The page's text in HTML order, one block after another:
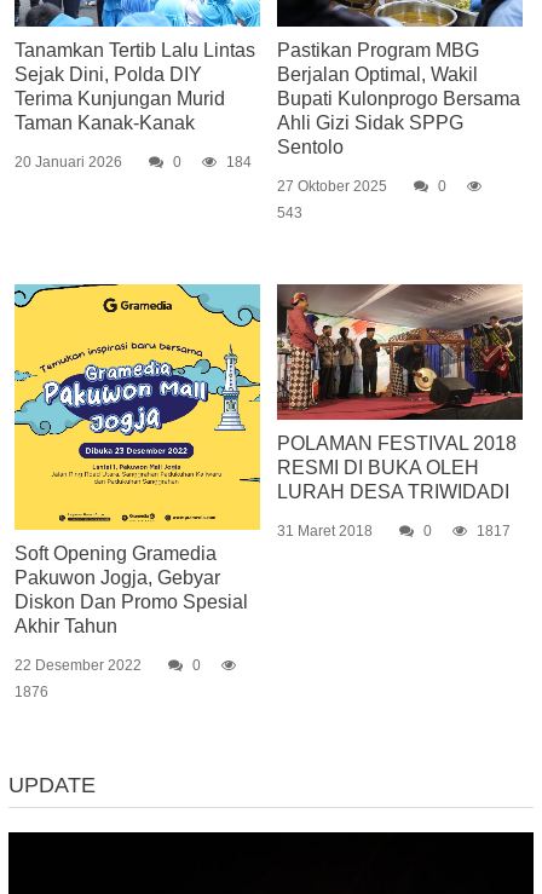
Tanamkan Tertib Lalu Lintas
Sejak Dini, Polda DIY
Terima Kunjungan Murid
Taman Kanak-Kanak
20 Januari 2026 0 184
Pastikan Program MBG
Berjalan Optimal, Wakil
Bupati Kulonprogo Bersama
Ahli Gizi Sidak SPPG
Sentolo
27 Oktober 2025
0
543
Soft Opening Gramedia
Pakuwon Jogja, Gebyar
Diskon Dan Promo Spesial
Akhir Tahun
22 Desember 2022
0
1876
POLAMAN FESTIVAL 2018
RESMI DI BUKA OLEH
LURAH DESA TRIWIDADI
31 Maret 2018 0 1817
UPDATE